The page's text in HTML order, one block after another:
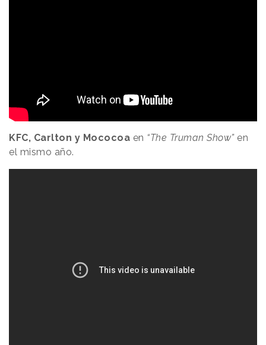
KFC, Carlton y Mococoa en “The Truman Show”en
el mismo año.